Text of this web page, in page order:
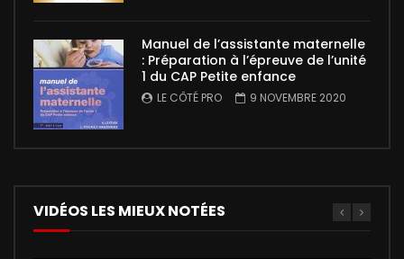
Manuel de l’assistante maternelle
: Préparation à l’épreuve de l’unité
1 du CAP Petite enfance
LE CÔTÉ PRO 9 NOVEMBRE 2020
VIDÉOS LES MIEUX NOTÉES